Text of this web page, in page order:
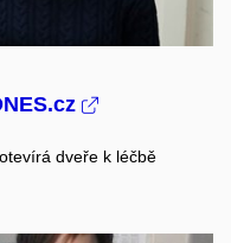
dveře k léčbě